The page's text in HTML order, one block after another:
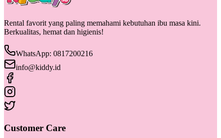
Rental favorit yang paling memahami kebutuhan ibu masa kini.
Berkualitas, hemat dan higienis!
WhatsApp: 0817200216
info@kiddy.id
Customer Care